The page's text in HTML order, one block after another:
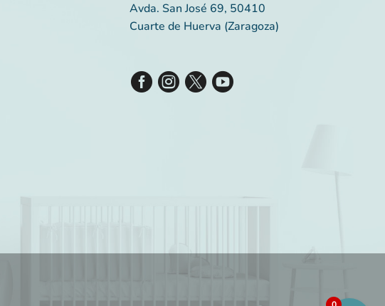
Avda. San José 69, 50410
Cuarte de Huerva (Zaragoza)